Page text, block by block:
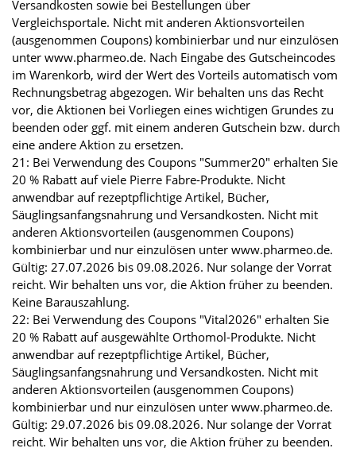
Versandkosten sowie bei Bestellungen über
Vergleichsportale. Nicht mit anderen Aktionsvorteilen
(ausgenommen Coupons) kombinierbar und nur einzulösen
unter www.pharmeo.de. Nach Eingabe des Gutscheincodes
im Warenkorb, wird der Wert des Vorteils automatisch vom
Rechnungsbetrag abgezogen. Wir behalten uns das Recht
vor, die Aktionen bei Vorliegen eines wichtigen Grundes zu
beenden oder ggf. mit einem anderen Gutschein bzw. durch
eine andere Aktion zu ersetzen.
21: Bei Verwendung des Coupons "Summer20" erhalten Sie
20 % Rabatt auf viele Pierre Fabre-Produkte. Nicht
anwendbar auf rezeptpflichtige Artikel, Bücher,
Säuglingsanfangsnahrung und Versandkosten. Nicht mit
anderen Aktionsvorteilen (ausgenommen Coupons)
kombinierbar und nur einzulösen unter www.pharmeo.de.
Gültig: 27.07.2026 bis 09.08.2026. Nur solange der Vorrat
reicht. Wir behalten uns vor, die Aktion früher zu beenden.
Keine Barauszahlung.
22: Bei Verwendung des Coupons "Vital2026" erhalten Sie
20 % Rabatt auf ausgewählte Orthomol-Produkte. Nicht
anwendbar auf rezeptpflichtige Artikel, Bücher,
Säuglingsanfangsnahrung und Versandkosten. Nicht mit
anderen Aktionsvorteilen (ausgenommen Coupons)
kombinierbar und nur einzulösen unter www.pharmeo.de.
Gültig: 29.07.2026 bis 09.08.2026. Nur solange der Vorrat
reicht. Wir behalten uns vor, die Aktion früher zu beenden.